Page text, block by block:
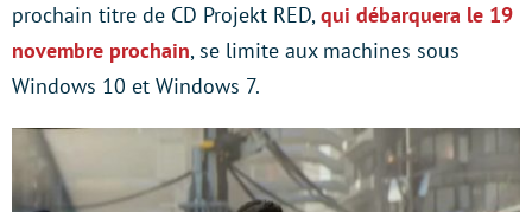
prochain titre de CD Projekt RED,qui débarquera le 19
novembre prochain, se limite aux machines sous
Windows 10 et Windows 7.